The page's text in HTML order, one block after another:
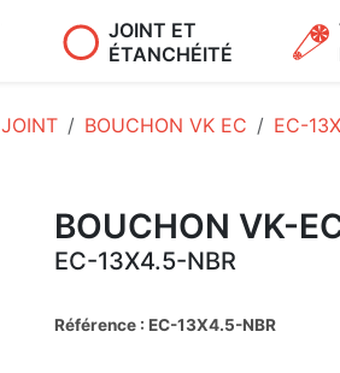
JOINT ET
ÉTANCHÉITÉ
JOINT BOUCHON VK EC EC-
BOUCHON VK-
EC-13X4.5-NBR
Référence : EC-13X4.5-NBR